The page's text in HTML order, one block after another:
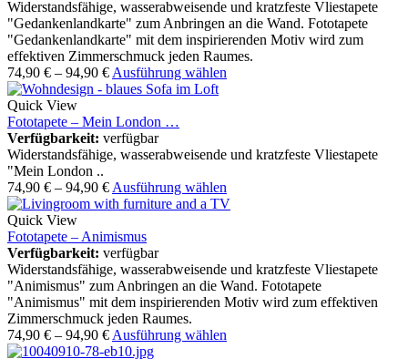
Widerstandsfähige, wasserabweisende und kratzfeste Vliestapete
"Gedankenlandkarte" zum Anbringen an die Wand. Fototapete
"Gedankenlandkarte" mit dem inspirierenden Motiv wird zum
effektiven Zimmerschmuck jeden Raumes.
74,90 € – 94,90 € Ausführung wählen
Quick View
Fototapete – Mein London …
Verfügbarkeit: verfügbar
Widerstandsfähige, wasserabweisende und kratzfeste Vliestapete
"Mein London ..
74,90 € – 94,90 € Ausführung wählen
Quick View
Fototapete – Animismus
Verfügbarkeit: verfügbar
Widerstandsfähige, wasserabweisende und kratzfeste Vliestapete
"Animismus" zum Anbringen an die Wand. Fototapete
"Animismus" mit dem inspirierenden Motiv wird zum effektiven
Zimmerschmuck jeden Raumes.
74,90 € – 94,90 € Ausführung wählen